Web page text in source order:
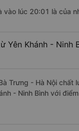
lúc 20:01 là của
Yên Khánh - Ninh
Trưng - Hà Nội
- Ninh Bình với